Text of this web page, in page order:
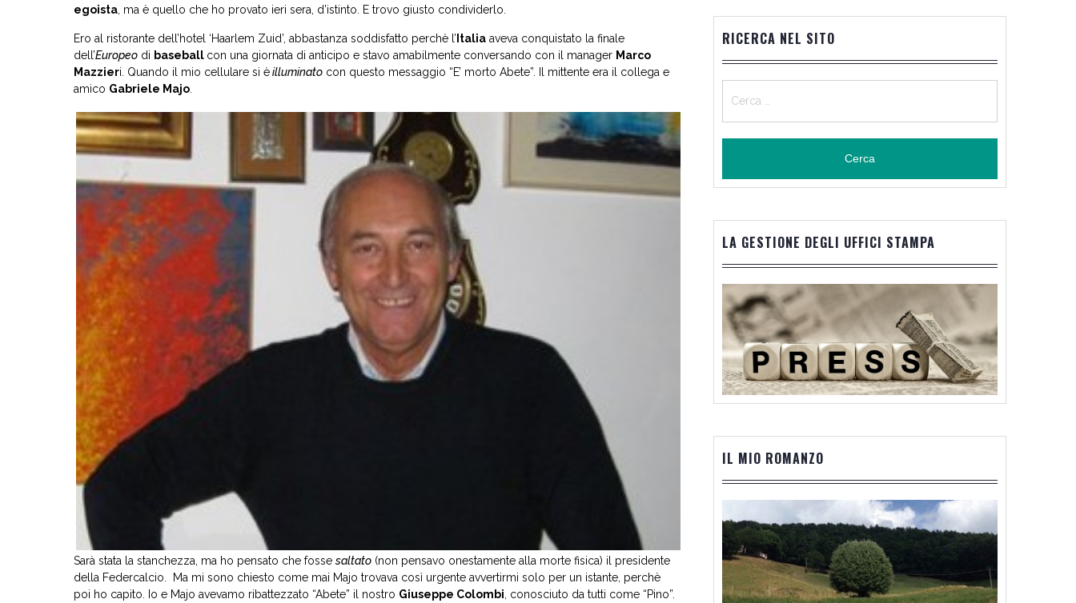
egoista , ma è quello che ho provato ieri sera, d’istinto. E trovo giusto condividerlo.
Ero al ristorante dell’hotel ‘Haarlem Zuid’, abbastanza soddisfatto perchè l’ Italia aveva conquistato la finale
dell’Europeo di baseball con una giornata di anticipo e stavo amabilmente conversando con il manager Marco
Mazzieri. Quando il mio cellulare si èilluminato con questo messaggio “E’ morto Abete”. Il mittente era il collega e
amico Gabriele Majo
Sarà stata la stanchezza, ma ho pensato che fossesaltato (non pensavo onestamente alla morte fisica) il presidente
della Federcalcio. Ma mi sono chiesto come mai Majo trovava così urgente avvertirmi solo per un istante, perchè
poi ho capito. Io e Majo avevamo ribattezzato “Abete” il nostro Giuseppe Colombi , conosciuto da tutti come “Pino”.
RICERCA NEL SITO
per:
LA GESTIONE DEGLI UFFICI STAMPA
IL MIO ROMANZO